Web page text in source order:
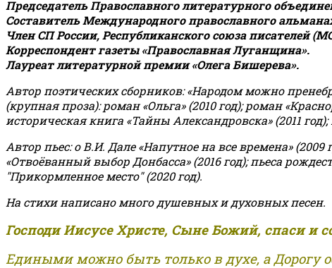
Председатель Православного литературного
Составитель Международного православного
Член СП России, Республиканского союза писателей
Корреспондент газеты «Православная Луганщина».
Лауреат литературной премии «Олега Бишерева».
Автор поэтических сборников: «Народом можно
(крупная проза): роман «Ольга» (2010 год); роман
историческая книга «Тайны Александровска» (2011
Автор пьес: о В.И. Дале «Напутное на все времена» (2009
«Отвоёванный выбор Донбасса» (2016 год); пьеса
"Прикормленное место" (2020 год).
На стихи написано много душевных и духовных песен.
Господи Иисусе Христе, Сыне Божий, спаси
Едиными можно быть только в духе, а Дорогу